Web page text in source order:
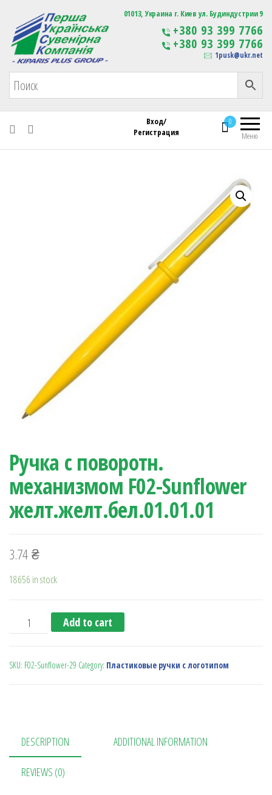
Первая Украинская Сувенирная Компания Изготовление
сувенирной продукции
с логотипом
01013, Украина г. Киев ул. Будиндустрии 9
+380 93 399 7766
+380 93 399 7766
1pusk@ukr.net
Меню
0
Вход/
Регистрация
Ручка с поворотн.
механизмом F02-Sunflower
желт.желт.бел.01.01.01
3.74₴
18656 in stock
Ручка с поворотн. механизмом F02-Sunflower
Add to cart
SKU: F02-Sunflower-29 Category: Пластиковые ручки с логотипом
DESCRIPTION ADDITIONAL INFORMATION
REVIEWS (0)